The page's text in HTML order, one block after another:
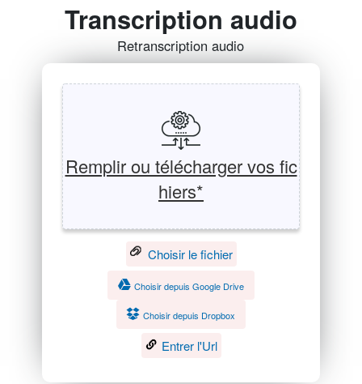
Transcription audio
Retranscription audio
Remplir ou télécharger vos fic
hiers*
Choisir le fichier
Choisir depuis Google Drive
Choisir depuis Dropbox
Entrer l'Url